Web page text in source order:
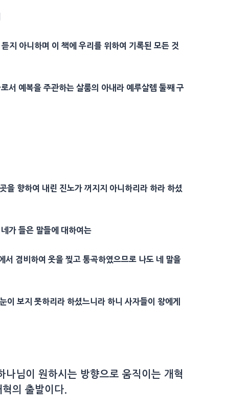
지 아니하며 이 책에 우리를 위하여 기록된 모든 것
서 예복을 주관하는살룸의 아내 라 예루살렘 둘째 구
을 향하여 내린 진노가 꺼지지 아니하리라 하라 하셨
가 들은 말들에 대하여는
서 겸비하여 옷을 찢고 통곡하였으므로 나도 네 말을
이 보지 못하리라 하셨느니라 하니사자들이 왕에게
님이 원하시는 방향으로 움직이는 개혁
의 출발이다.